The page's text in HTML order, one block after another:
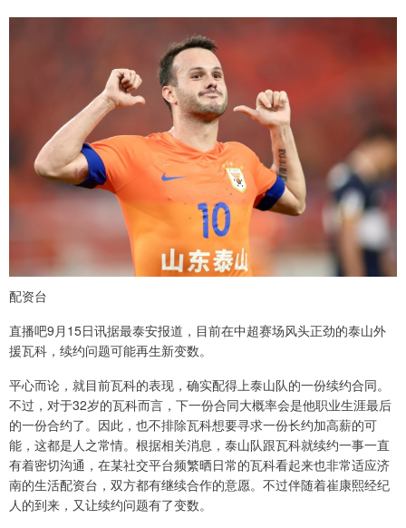
配资台
直播吧9月15日讯据最泰安报道，目前在中超赛场风头正劲的泰山外
援瓦科，续约问题可能再生新变数。
平心而论，就目前瓦科的表现，确实配得上泰山队的一份续约合同。
不过，对于32岁的瓦科而言，下一份合同大概率会是他职业生涯最后
的一份合约了。因此，也不排除瓦科想要寻求一份长约加高薪的可
能，这都是人之常情。根据相关消息，泰山队跟瓦科就续约一事一直
有着密切沟通，在某社交平台频繁晒日常的瓦科看起来也非常适应济
南的生活配资台，双方都有继续合作的意愿。不过伴随着崔康熙经纪
人的到来，又让续约问题有了变数。